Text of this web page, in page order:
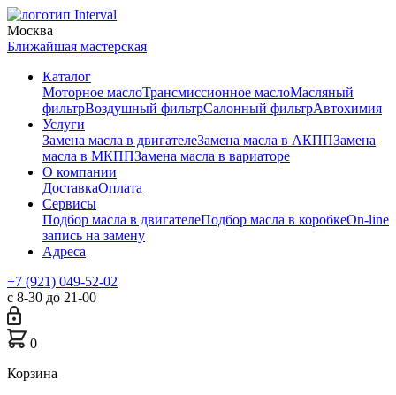
Москва
Ближайшая мастерская
Каталог
Моторное маслоТрансмиссионное маслоМасляный
фильтрВоздушный фильтрСалонный фильтрАвтохимия
Услуги
Замена масла в двигателеЗамена масла в АКППЗамена
масла в МКППЗамена масла в вариаторе
О компании
ДоставкаОплата
Сервисы
Подбор масла в двигателеПодбор масла в коробкеOn-line
запись на замену
Адреса
+7 (921) 049-52-02
с 8-30 до 21-00
0
Корзина